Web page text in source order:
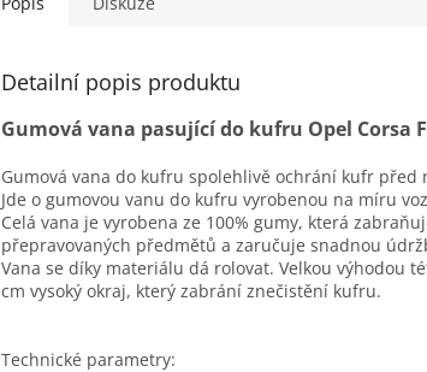
Detailní popis produktu
Gumová vana pasující do kufru Opel Corsa
Gumová vana do kufru spolehlivě ochrání kufr
Jde o gumovou vanu do kufru vyrobenou na míru
Celá vana je vyrobena ze 100% gumy, která
přepravovaných předmětů a zaručuje snadnou
Vana se díky materiálu dá rolovat. Velkou výhodou
cm vysoký okraj, který zabrání znečistění kufru.
Technické parametry: